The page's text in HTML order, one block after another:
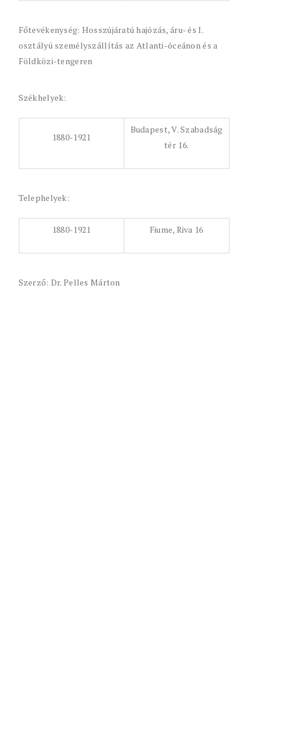
Főtevékenység: Hosszújáratú hajózás, áru- és I.
osztályú személyszállítás az Atlanti-óceánon és a
Földközi-tengeren
Székhelyek:
1880-1921
Budapest, V. Szabadság
tér 16.
Telephelyek:
1880-1921 Fiume, Riva 16
Szerző: Dr. Pelles Márton